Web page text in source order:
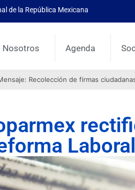
de la República Mexicana
Nosotros Agenda
Recolección de firmas
Laboral